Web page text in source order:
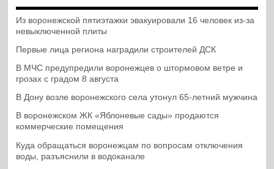
Из воронежской пятиэтажки эвакуировали 16 человек из-за
невыключенной плиты
Первые лица региона наградили строителей ДСК
В МЧС предупредили воронежцев о штормовом ветре и
грозах с градом 8 августа
В Дону возле воронежского села утонул 65-летний мужчина
В воронежском ЖК «Яблоневые сады» продаются
коммерческие помещения
Куда обращаться воронежцам по вопросам отключения
воды, разъяснили в водоканале